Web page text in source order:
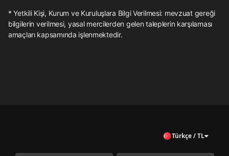
* Yetkili Kişi, Kurum ve Kuruluşlara Bilgi Verilmesi: mevzuat gereği
bilgilerin verilmesi, yasal mercilerden gelen taleplerin karşılaması
amaçları kapsamında işlenmektedir.
Türkçe / TL